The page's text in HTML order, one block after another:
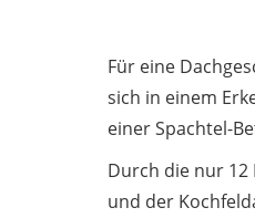
Für eine
sich in einem
einer Spachtel-
Durch die nur
und der